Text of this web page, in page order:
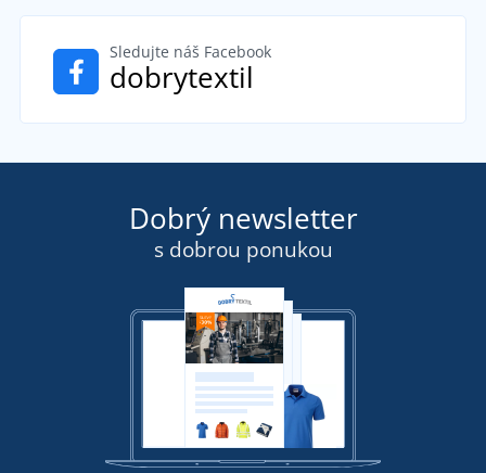
Sledujte náš Facebook
dobrytextil
Dobrý newsletter
s dobrou ponukou